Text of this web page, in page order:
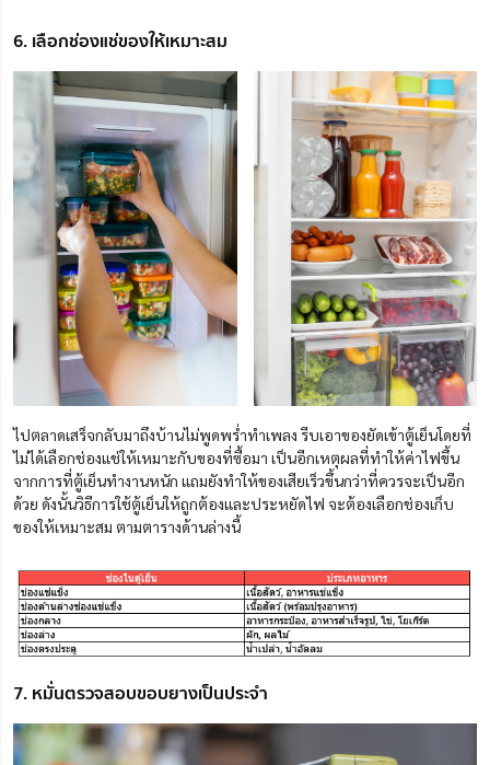
6. เลือกช่องแช่ของให้เหมาะสม
ไปตลาดเสร็จกลับมาถึงบ้านไม่พูดพร่ำทำเพลง รีบเอาของยัดเข้าตู้เย็นโดยที่
ไม่ได้เลือกช่องแช่ให้เหมาะกับของที่ซื้อมา เป็นอีกเหตุผลที่ทำให้ค่าไฟขึ้น
จากการที่ตู้เย็นทำงานหนัก แถมยังทำให้ของเสียเร็วขึ้นกว่าที่ควรจะเป็นอีก
ด้วย ดังนั้นวิธีการใช้ตู้เย็นให้ถูกต้องและประหยัดไฟ จะต้องเลือกช่องเก็บ
ของให้เหมาะสม ตามตารางด้านล่างนี้
7. หมั่นตรวจสอบขอบยางเป็นประจำ